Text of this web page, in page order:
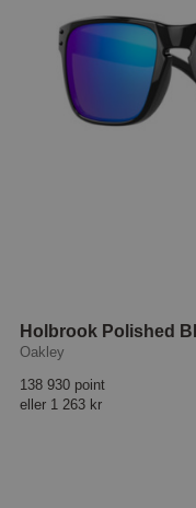
Holbrook Polished
Oakley
138 930 point
eller 1 263 kr